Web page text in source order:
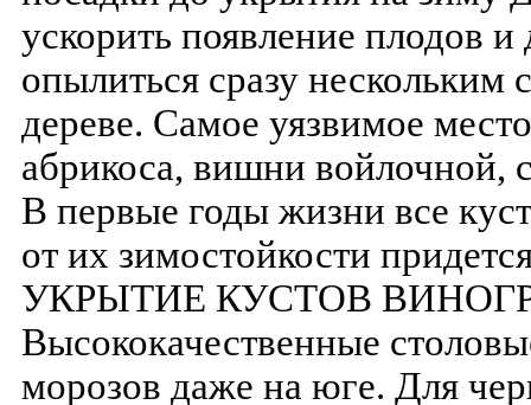
ускорить появление плодов и
опылиться сразу нескольким
дереве. Самое уязвимое
абрикоса, вишни
В первые годы жизни все
от их зимостойкости
УКРЫТИЕ КУСТОВ
Высококачественные
морозов даже на юге. Для